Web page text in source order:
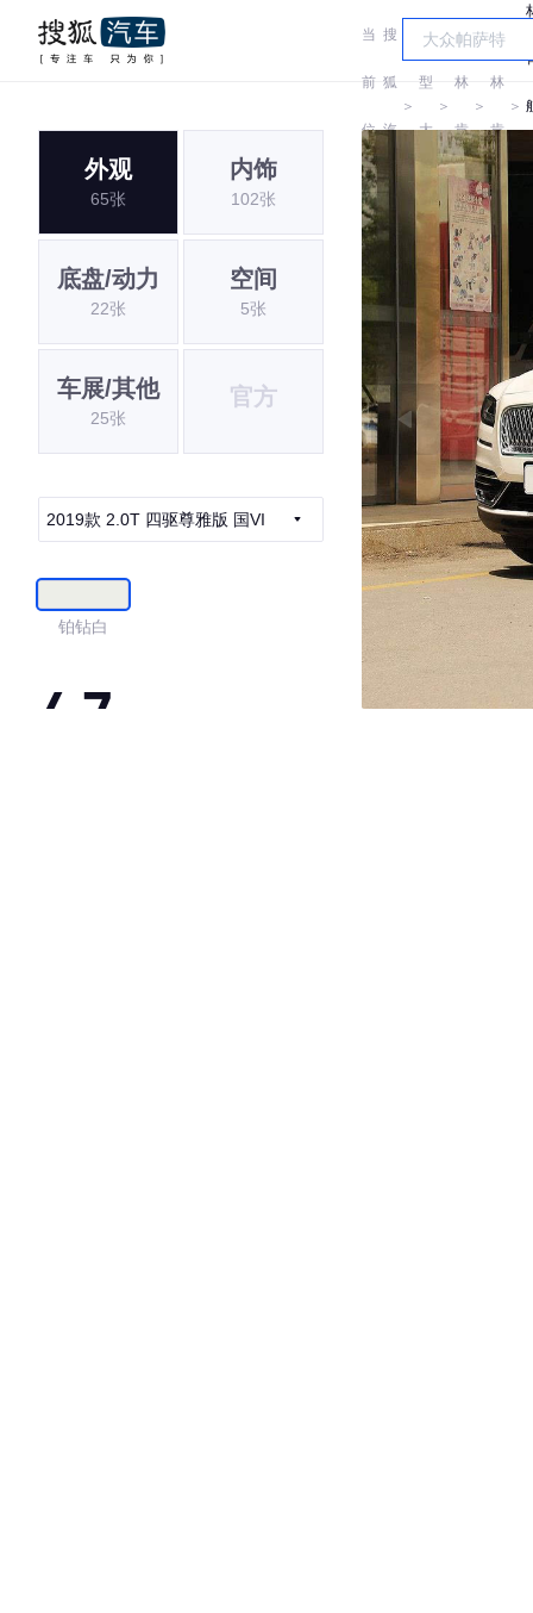
当
前
位
置:
搜
狐
汽
车
＞
车
型
大
＞
林
肯
＞
林
肯
＞
外观
65张
内饰
102张
底盘/动力
22张
空间
5张
车展/其他
25张
官方
2019款 2.0T 四驱尊雅版 国VI
铂钻白
4.7